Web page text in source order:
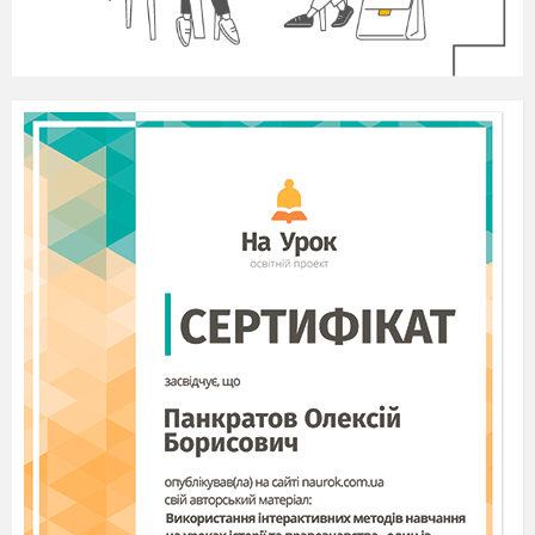
були курчата, каченята і гусенята.
Курчат і гусенят разом було 42, а
окремо? (32; 14; 10)
Земельну ділянку трикутної форми
потрібно обгородити дротом. Скільки
потрібно дроту, якщо одна сторона
ділянки дорівнює 45 м, друга на 12 м
довша за першу, а третя на 7 м коротша
за другу? (1522 м)